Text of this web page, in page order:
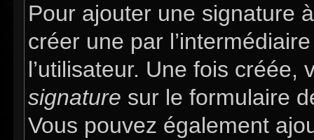
Pour ajouter une signature
créer une par
l’utilisateur. Une fois
signature sur le formulaire
Vous pouvez également